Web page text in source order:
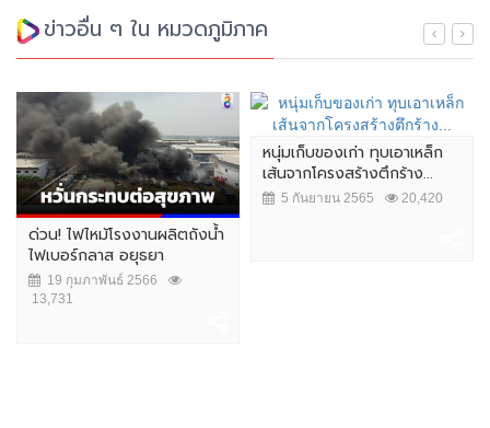
ข่าวอื่น ๆ ใน หมวดภูมิภาค
ด่วน! ไฟไหม้โรงงานผลิตถังน้ำ
ไฟเบอร์กลาส อยุธยา
19 กุมภาพันธ์ 2566
13,731
หนุ่มเก็บของเก่า ทุบเอาเหล็ก
เส้นจากโครงสร้างตึกร้าง...
5 กันยายน 2565 20,420